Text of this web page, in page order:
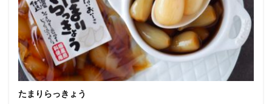
たまりらっきょう